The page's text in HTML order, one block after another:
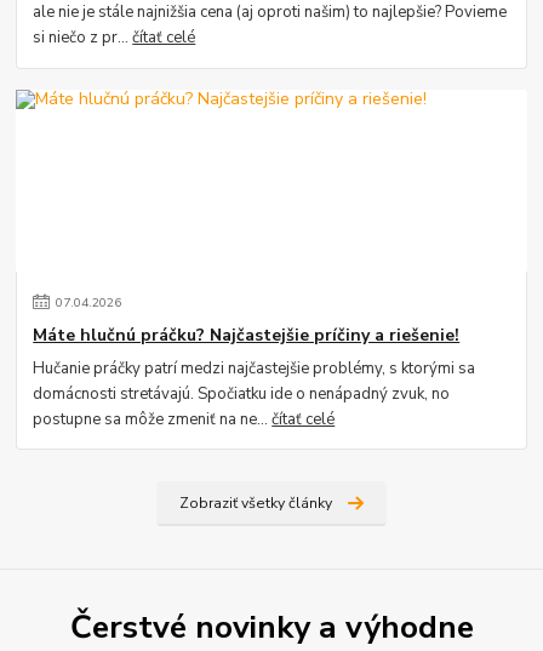
ale nie je stále najnižšia cena (aj oproti našim) to najlepšie? Povieme
si niečo z pr...čítať celé
07.04.2026
Máte hlučnú práčku? Najčastejšie príčiny a riešenie!
Hučanie práčky patrí medzi najčastejšie problémy, s ktorými sa
domácnosti stretávajú. Spočiatku ide o nenápadný zvuk, no
postupne sa môže zmeniť na ne...čítať celé
Zobraziť všetky články
Čerstvé novinky a výhodne